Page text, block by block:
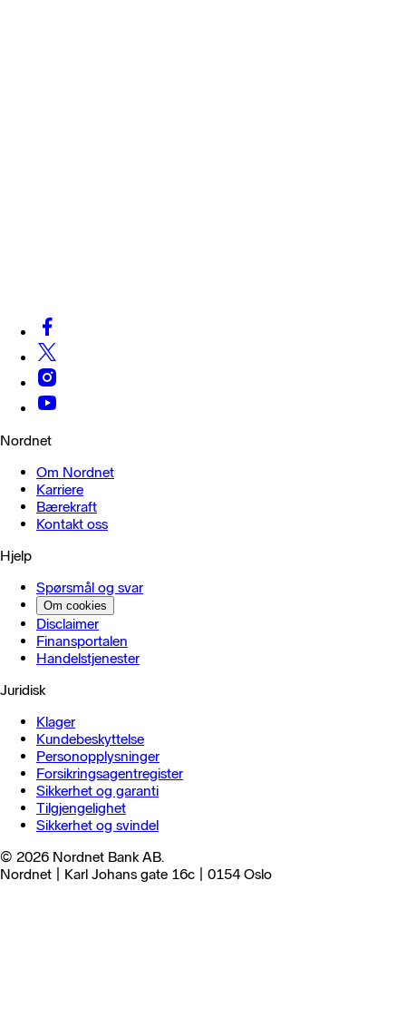
Nordnet
Om Nordnet
Karriere
Bærekraft
Kontakt oss
Hjelp
Spørsmål og svar
Om cookies
Disclaimer
Finansportalen
Handels­tjenester
Juridisk
Klager
Kundebeskyttelse
Personopplysninger
Forsikringsagentregister
Sikkerhet og garanti
Tilgjengelighet
Sikkerhet og svindel
© 2026 Nordnet Bank AB.
Nordnet | Karl Johans gate 16c | 0154 Oslo